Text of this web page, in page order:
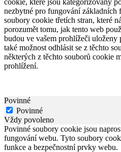
cookie, které jsou kategorizovány
nezbytné pro fungování základních
soubory cookie třetích stran, které
porozumět tomu, jak tento web
budou ve vašem prohlížeči uloženy
také možnost odhlásit se z těchto
některých z těchto souborů cookie
prohlížení.
Povinné
Povinné
Vždy povoleno
Povinné soubory cookie jsou
fungování webu. Tyto soubory
funkce a bezpečnostní prvky webu.